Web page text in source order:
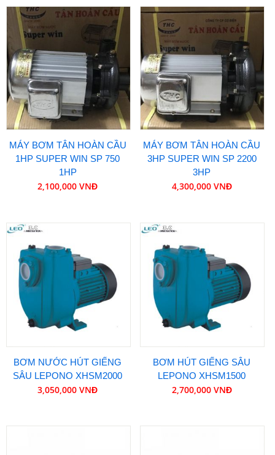
MÁY BƠM TÂN HOÀN CẦU
1HP SUPER WIN SP 750
1HP
2,100,000 VNĐ
MÁY BƠM TÂN HOÀN CẦU
3HP SUPER WIN SP 2200
3HP
4,300,000 VNĐ
BƠM NƯỚC HÚT GIẾNG
SÂU LEPONO XHSM2000
3,050,000 VNĐ
BƠM HÚT GIẾNG SÂU
LEPONO XHSM1500
2,700,000 VNĐ